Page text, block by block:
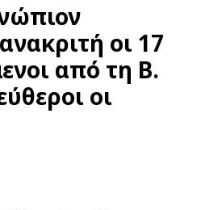
οι 17
από τη Β.
οι